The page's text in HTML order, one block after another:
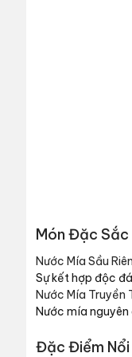
Món Đặc Sắc
Nước Mía Sầu
Sự kết hợp độc
Nước Mía Truyền
Nước mía
Đặc Điểm